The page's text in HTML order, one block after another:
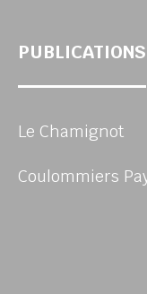
PUBLICATIONS
Le Chamignot
Coulommiers